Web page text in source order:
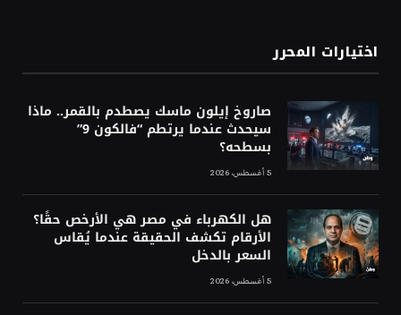
اختيارات المحرر
صاروخ إيلون ماسك يصطدم بالقمر.. ماذا
سيحدث عندما يرتطم “فالكون 9”
بسطحه؟
5 أغسطس، 2026
هل الكهرباء في مصر هي الأرخص حقًا؟
الأرقام تكشف الحقيقة عندما يُقاس
السعر بالدخل
5 أغسطس، 2026